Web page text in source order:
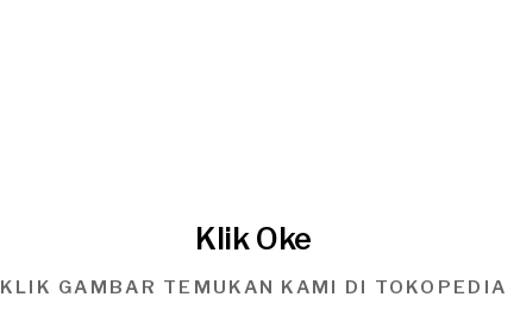
Klik Oke
KLIK GAMBAR TEMUKAN KAMI DI TOKOPEDIA